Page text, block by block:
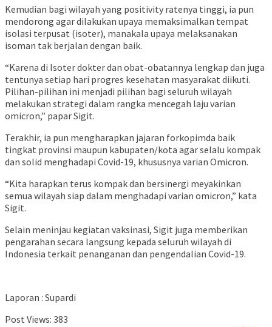
Kemudian bagi wilayah yang positivity ratenya tinggi, ia pun
mendorong agar dilakukan upaya memaksimalkan tempat
isolasi terpusat (isoter), manakala upaya melaksanakan
isoman tak berjalan dengan baik.
“Karena di Isoter dokter dan obat-obatannya lengkap dan juga
tentunya setiap hari progres kesehatan masyarakat diikuti.
Pilihan-pilihan ini menjadi pilihan bagi seluruh wilayah
melakukan strategi dalam rangka mencegah laju varian
omicron,” papar Sigit.
Terakhir, ia pun mengharapkan jajaran forkopimda baik
tingkat provinsi maupun kabupaten/kota agar selalu kompak
dan solid menghadapi Covid-19, khususnya varian Omicron.
“Kita harapkan terus kompak dan bersinergi meyakinkan
semua wilayah siap dalam menghadapi varian omicron,” kata
Sigit.
Selain meninjau kegiatan vaksinasi, Sigit juga memberikan
pengarahan secara langsung kepada seluruh wilayah di
Indonesia terkait penanganan dan pengendalian Covid-19.
Laporan : Supardi
Post Views: 383